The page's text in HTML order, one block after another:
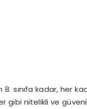
sınıfa kadar, her
gibi nitelikli ve